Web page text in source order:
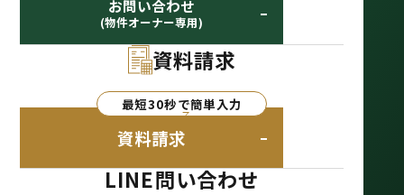
お問い合わせ
(物件オーナー専用)
資料請求
最短30秒で簡単入力
資料請求
LINE問い合わせ